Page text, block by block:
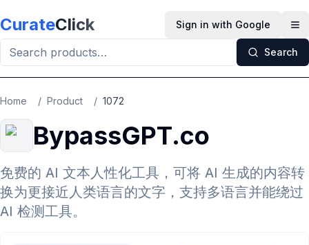
CurateClick Sign in with Google
Search
Home / Product / 1072
BypassGPT.co
免费的 AI 文本人性化工具，可将 AI 生成的内容转
换为更接近人类语言的文字，支持多语言并能绕过
AI 检测工具。